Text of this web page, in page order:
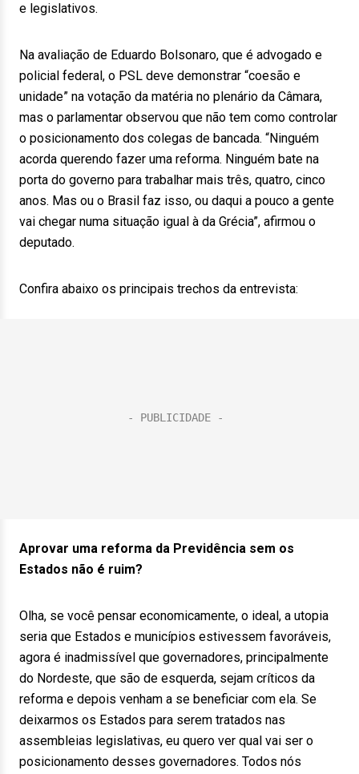
e legislativos.
Na avaliação de Eduardo Bolsonaro, que é advogado e
policial federal, o PSL deve demonstrar “coesão e
unidade” na votação da matéria no plenário da Câmara,
mas o parlamentar observou que não tem como controlar
o posicionamento dos colegas de bancada. “Ninguém
acorda querendo fazer uma reforma. Ninguém bate na
porta do governo para trabalhar mais três, quatro, cinco
anos. Mas ou o Brasil faz isso, ou daqui a pouco a gente
vai chegar numa situação igual à da Grécia”, afirmou o
deputado.
Confira abaixo os principais trechos da entrevista:
Aprovar uma reforma da Previdência sem os
Estados não é ruim?
Olha, se você pensar economicamente, o ideal, a utopia
seria que Estados e municípios estivessem favoráveis,
agora é inadmissível que governadores, principalmente
do Nordeste, que são de esquerda, sejam críticos da
reforma e depois venham a se beneficiar com ela. Se
deixarmos os Estados para serem tratados nas
assembleias legislativas, eu quero ver qual vai ser o
posicionamento desses governadores. Todos nós